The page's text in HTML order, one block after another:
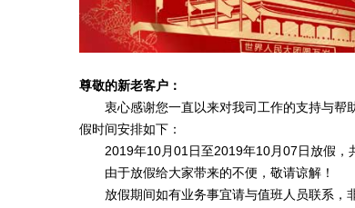
尊敬的新老客户：
衷心感谢您一直以来对我司工作的支持与帮
假时间安排如下：
2019年10月01日至2019年10月07日放假，
由于放假给大家带来的不便，敬请谅解！
放假期间如有业务事宜请与值班人员联系，